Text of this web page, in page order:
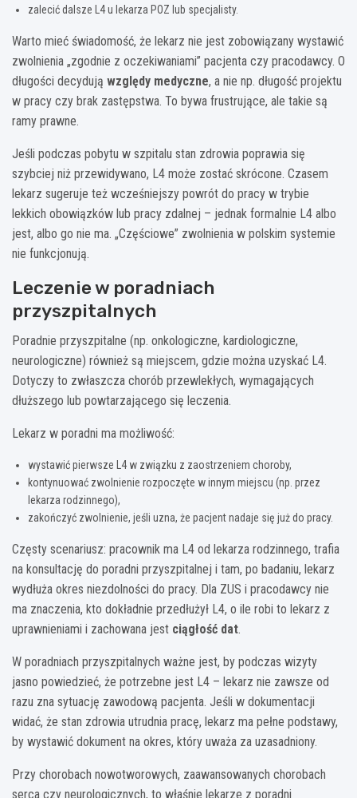
zalecić dalsze L4 u lekarza POZ lub specjalisty.
Warto mieć świadomość, że lekarz nie jest zobowiązany wystawić
zwolnienia „zgodnie z oczekiwaniami” pacjenta czy pracodawcy. O
długości decydują względy medyczne, a nie np. długość projektu
w pracy czy brak zastępstwa. To bywa frustrujące, ale takie są
ramy prawne.
Jeśli podczas pobytu w szpitalu stan zdrowia poprawia się
szybciej niż przewidywano, L4 może zostać skrócone. Czasem
lekarz sugeruje też wcześniejszy powrót do pracy w trybie
lekkich obowiązków lub pracy zdalnej – jednak formalnie L4 albo
jest, albo go nie ma. „Częściowe” zwolnienia w polskim systemie
nie funkcjonują.
Leczenie w poradniach
przyszpitalnych
Poradnie przyszpitalne (np. onkologiczne, kardiologiczne,
neurologiczne) również są miejscem, gdzie można uzyskać L4.
Dotyczy to zwłaszcza chorób przewlekłych, wymagających
dłuższego lub powtarzającego się leczenia.
Lekarz w poradni ma możliwość:
wystawić pierwsze L4 w związku z zaostrzeniem choroby,
kontynuować zwolnienie rozpoczęte w innym miejscu (np. przez
lekarza rodzinnego),
zakończyć zwolnienie, jeśli uzna, że pacjent nadaje się już do pracy.
Częsty scenariusz: pracownik ma L4 od lekarza rodzinnego, trafia
na konsultację do poradni przyszpitalnej i tam, po badaniu, lekarz
wydłuża okres niezdolności do pracy. Dla ZUS i pracodawcy nie
ma znaczenia, kto dokładnie przedłużył L4, o ile robi to lekarz z
uprawnieniami i zachowana jest ciągłość dat.
W poradniach przyszpitalnych ważne jest, by podczas wizyty
jasno powiedzieć, że potrzebne jest L4 – lekarz nie zawsze od
razu zna sytuację zawodową pacjenta. Jeśli w dokumentacji
widać, że stan zdrowia utrudnia pracę, lekarz ma pełne podstawy,
by wystawić dokument na okres, który uważa za uzasadniony.
Przy chorobach nowotworowych, zaawansowanych chorobach
serca czy neurologicznych, to właśnie lekarze z poradni